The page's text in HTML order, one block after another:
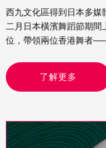
西九文化區得到日本多
二月日本橫濱舞蹈節期
位，帶領兩位香港舞者
製作人（舞蹈）Yvonne
了解更多